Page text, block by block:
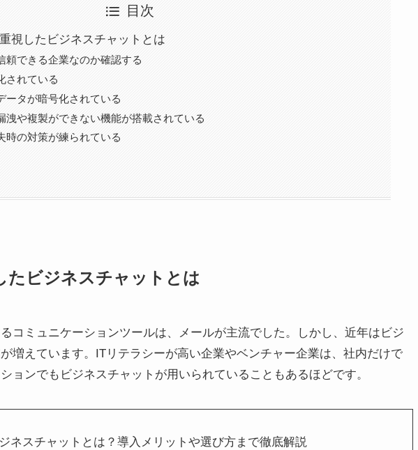
目次
視したビジネスチャットとは
頼できる企業なのか確認する
されている
ータが暗号化されている
洩や複製ができない機能が搭載されている
時の対策が練られている
たビジネスチャットとは
コミュニケーションツールは、メールが主流でした。しかし、近年はビジ
増えています。ITリテラシーが高い企業やベンチャー企業は、社内だけで
ョンでもビジネスチャットが用いられていることもあるほどです。
ネスチャットとは？導入メリットや選び方まで徹底解説